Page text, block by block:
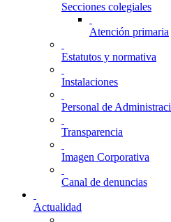
Secciones colegiales
Atención primaria
Estatutos y normativa
Instalaciones
Personal de
Transparencia
Imagen Corporativa
Canal de denuncias
Actualidad